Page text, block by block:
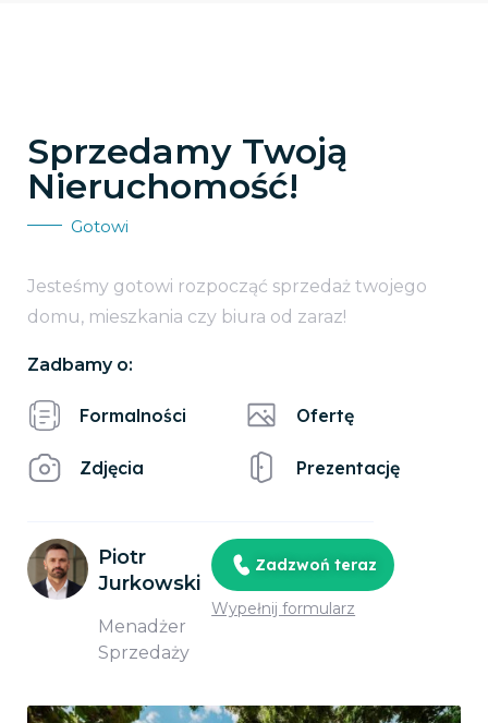
Sprzedamy Twoją
Nieruchomość!
Gotowi
Jesteśmy gotowi rozpocząć sprzedaż twojego
domu, mieszkania czy biura od zaraz!
Zadbamy o:
Formalności
Zdjęcia
Ofertę
Prezentację
Piotr
Jurkowski
Menadżer
Sprzedaży
Zadzwoń teraz
Wypełnij formularz